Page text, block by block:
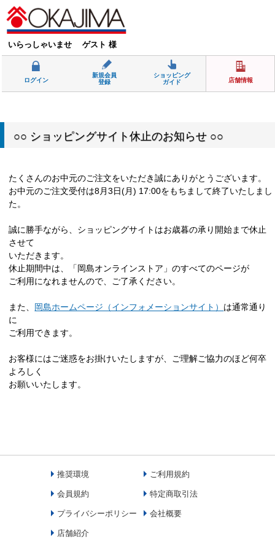
いらっしゃいませ ゲスト 様
ログイン
新規会員
登録
ショッピング
ガイド
店舗情報
○○ ショッピングサイト休止のお知らせ ○○
たくさんのお中元のご注文をいただき誠にありがとうございます。
お中元のご注文受付は8月3日(月) 17:00をもちまして終了いたしまし
た。
誠に勝手ながら、ショッピングサイトはお歳暮の承り開始まで休止
させて
いただきます。
休止期間中は、「岡島オンラインストア」のすべてのページが
ご利用になれませんので、ご了承ください。
また、 岡島ホームページ（インフォメーションサイト） は通常通り
に
ご利用できます。
お客様にはご迷惑をお掛けいたしますが、ご理解ご協力のほど何卒
よろしく
お願いいたします。
推奨環境 ご利用規約
会員規約 特定商取引法
プライバシーポリシー 会社概要
店舗紹介